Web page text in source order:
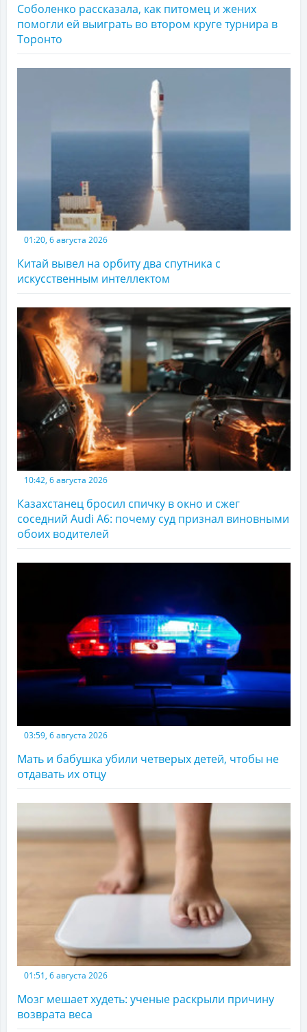
Соболенко рассказала, как питомец и жених
помогли ей выиграть во втором круге турнира в
Торонто
01:20, 6 августа 2026
Китай вывел на орбиту два спутника с
искусственным интеллектом
10:42, 6 августа 2026
Казахстанец бросил спичку в окно и сжег
соседний Audi A6: почему суд признал виновными
обоих водителей
03:59, 6 августа 2026
Мать и бабушка убили четверых детей, чтобы не
отдавать их отцу
01:51, 6 августа 2026
Мозг мешает худеть: ученые раскрыли причину
возврата веса